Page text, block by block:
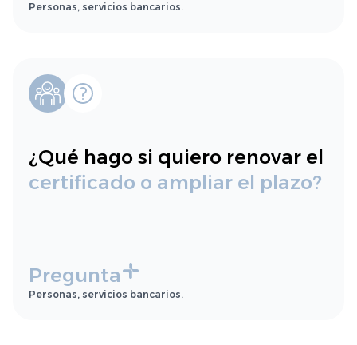
Personas, servicios bancarios.
¿Qué hago si quiero renovar el
certificado o ampliar el plazo?
Pregunta
Personas, servicios bancarios.